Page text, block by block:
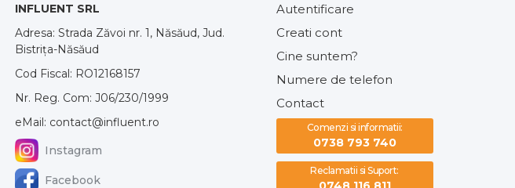
INFLUENT SRL
Adresa: Strada Zăvoi nr. 1, Năsăud, Jud.
Bistrița-Năsăud
Cod Fiscal: RO12168157
Nr. Reg. Com: J06/230/1999
eMail: contact@influent.ro
Instagram
Facebook
Autentificare
Creati cont
Cine suntem?
Numere de telefon
Contact
Comenzi si informatii:
0738 793 740
Reclamatii si Suport: